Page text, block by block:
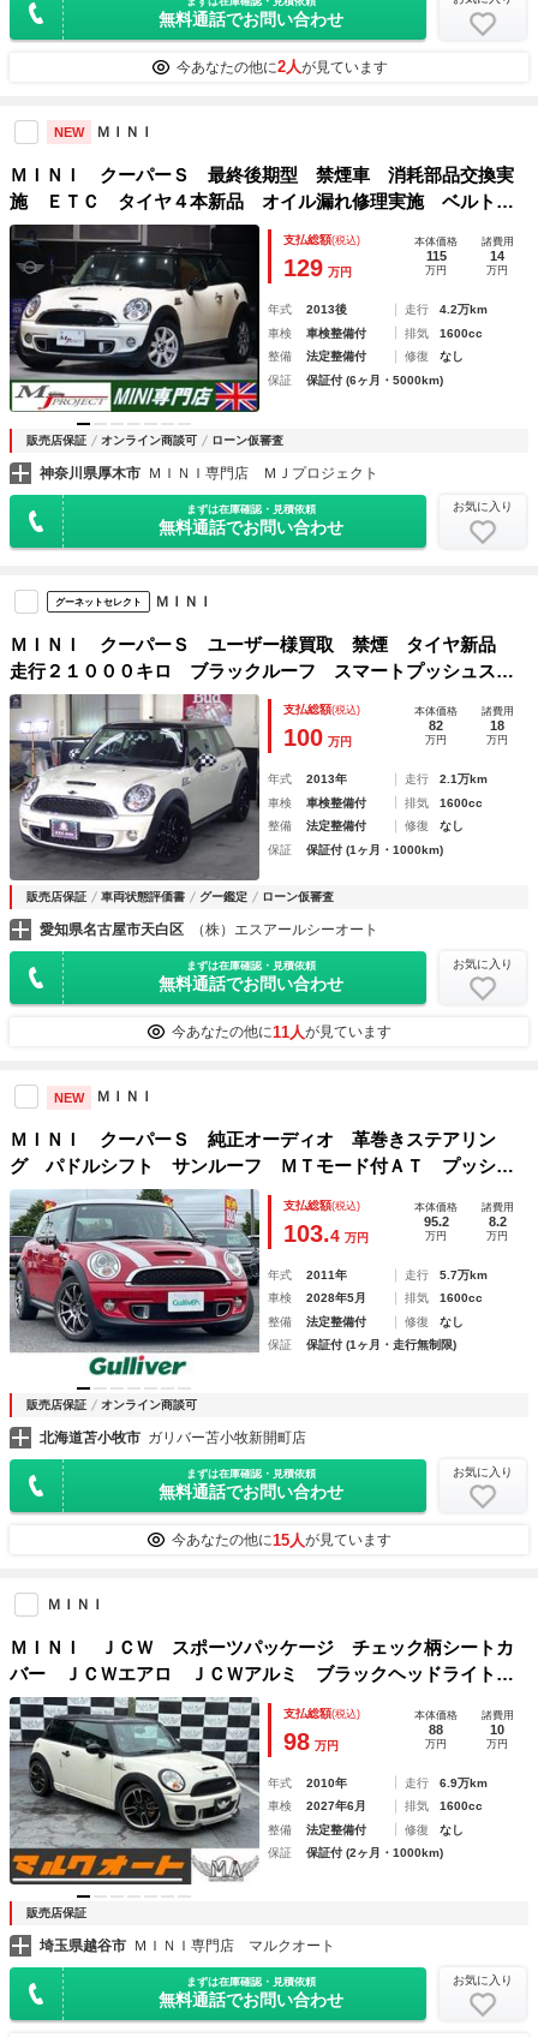
無料通話でお問い合わせ
今あなたの他に2人が見ています
NEW ＭＩＮＩ
ＭＩＮＩ クーパーＳ 最終後期型 禁煙車 消耗部品交換実
施 ＥＴＣ タイヤ４本新品 オイル漏れ修理実施 ベルト新
品 ウォーターポンププーリー新品 フロントブレーキパット
新品 ヘッドライト磨き＆クリア塗装（専門業者実施）済み
支払総額(税込)
129 万円
本体価格
115
万円
諸費用
14
万円
年式 2013後 走行
4.2万km
車検
車検整備付 排気
1600cc
整備
法定整備付 修復
なし
保証
保証付 (6ヶ月・5000km)
販売店保証 オンライン商談可 ローン仮審査
神奈川県厚木市 ＭＩＮＩ専門店 ＭＪプロジェクト
まずは在庫確認・見積依頼
無料通話でお問い合わせ
お気に入り
グーネットセレクト ＭＩＮＩ
ＭＩＮＩ クーパーＳ ユーザー様買取 禁煙 タイヤ新品
走行２１０００キロ ブラックルーフ スマートプッシュスタ
ート 純正アルミ ＥＴＣ キー２個
支払総額(税込)
100 万円
本体価格
82
万円
諸費用
18
万円
年式 2013年 走行
2.1万km
車検
車検整備付 排気
1600cc
整備
法定整備付 修復
なし
保証
保証付 (1ヶ月・1000km)
販売店保証 車両状態評価書 グー鑑定 ローン仮審査
愛知県名古屋市天白区 （株）エスアールシーオート
まずは在庫確認・見積依頼
無料通話でお問い合わせ
お気に入り
今あなたの他に11人が見ています
NEW ＭＩＮＩ
ＭＩＮＩ クーパーＳ 純正オーディオ 革巻きステアリン
グ パドルシフト サンルーフ ＭＴモード付ＡＴ プッシュ
スタート スマートキー ＨＩＤヘッドライト フォグラン
プ 社外フロアマット
支払総額(税込)
103.4 万円
本体価格
95.2
万円
諸費用
8.2
万円
年式 2011年 走行
5.7万km
車検
2028年5月 排気
1600cc
整備
法定整備付 修復
なし
保証
保証付 (1ヶ月・走行無制限)
販売店保証 オンライン商談可
北海道苫小牧市 ガリバー苫小牧新開町店
まずは在庫確認・見積依頼
無料通話でお問い合わせ
お気に入り
今あなたの他に15人が見ています
ＭＩＮＩ
ＭＩＮＩ ＪＣＷ スポーツパッケージ チェック柄シートカ
バー ＪＣＷエアロ ＪＣＷアルミ ブラックヘッドライトリ
ング ユニオンジャックリアテールランプ キャリパー塗装
スポーツサス ＤＳＣ ＡＵＴＯエアコン カーテンエアバッ
グ
支払総額(税込)
98 万円
本体価格
88
万円
諸費用
10
万円
年式 2010年 走行
6.9万km
車検
2027年6月 排気
1600cc
整備
法定整備付 修復
なし
保証
保証付 (2ヶ月・1000km)
販売店保証
埼玉県越谷市 ＭＩＮＩ専門店 マルクオート
まずは在庫確認・見積依頼
無料通話でお問い合わせ
お気に入り